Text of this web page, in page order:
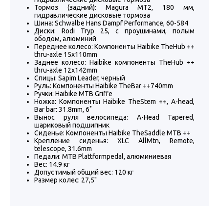
Тормоз (задний): Magura MT2, 180 мм,
гидравлические дисковые тормоза
Шина: Schwalbe Hans Dampf Performance, 60-584
Диски: Rodi Tryp 25, с проушинами, полым
ободом, алюминий
Переднее колесо: Компоненты Haibike TheHub ++
thru-axle 15x110mm
Заднее колесо: Haibike компоненты TheHub ++
thru-axle 12x142mm
Спицы: Sapim Leader, черный
Руль: Компоненты Haibike TheBar ++740mm
Ручки: Haibike MTB Griffe
Ножка: Компоненты Haibike TheStem ++, A-head,
Bar bar: 31.8mm, 6˚
Вынос руля велосипеда: A-Head Tapered,
шариковый подшипник
Сиденье: Компоненты Haibike TheSaddle MTB ++
Крепление сиденья: XLC AllMtn, Remote,
telescope, 31.6mm
Педали: MTB Plattformpedal, алюминиевая
Вес: 14.9 кг
Допустимый общий вес: 120 кг
Размер колес: 27,5"